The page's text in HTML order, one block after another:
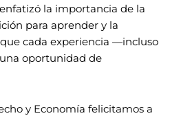
la importancia de la
para aprender y la
cada experiencia —incluso
oportunidad de
y Economía felicitamos a